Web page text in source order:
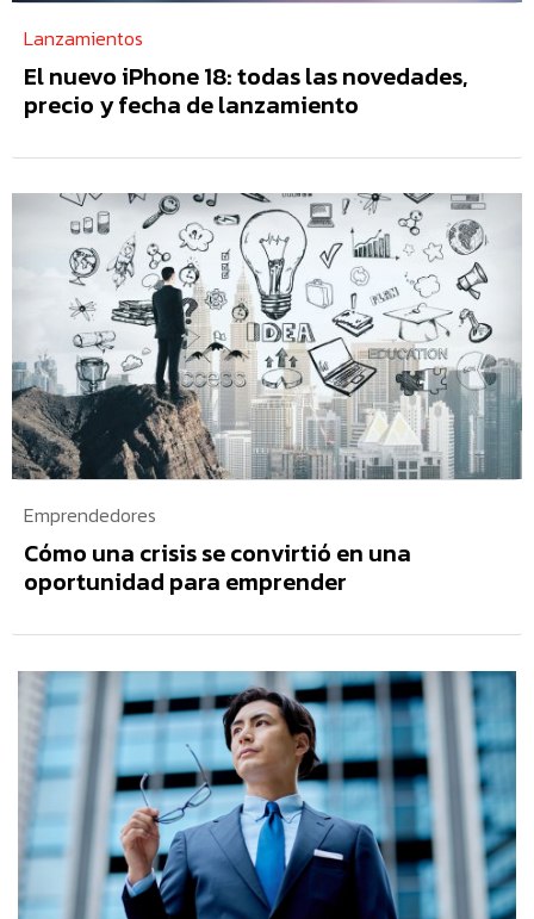
Lanzamientos
El nuevo iPhone 18: todas las novedades,
precio y fecha de lanzamiento
Emprendedores
Cómo una crisis se convirtió en una
oportunidad para emprender